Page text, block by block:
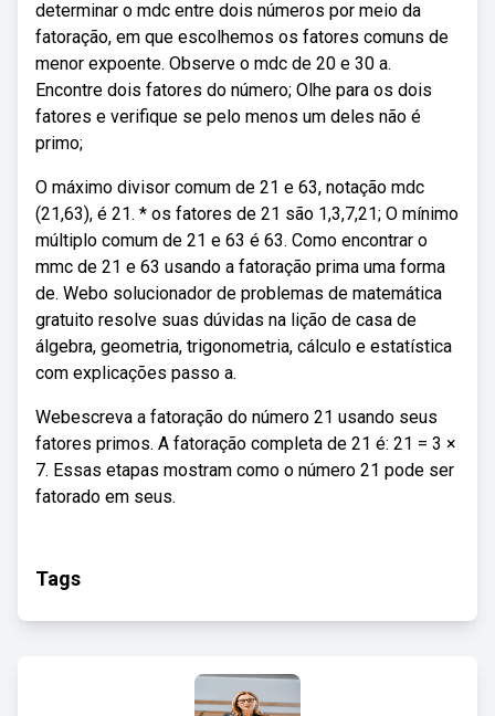
determinar o mdc entre dois números por meio da
fatoração, em que escolhemos os fatores comuns de
menor expoente. Observe o mdc de 20 e 30 a.
Encontre dois fatores do número; Olhe para os dois
fatores e verifique se pelo menos um deles não é
primo;
O máximo divisor comum de 21 e 63, notação mdc
(21,63), é 21. * os fatores de 21 são 1,3,7,21; O mínimo
múltiplo comum de 21 e 63 é 63. Como encontrar o
mmc de 21 e 63 usando a fatoração prima uma forma
de. Webo solucionador de problemas de matemática
gratuito resolve suas dúvidas na lição de casa de
álgebra, geometria, trigonometria, cálculo e estatística
com explicações passo a.
Webescreva a fatoração do número 21 usando seus
fatores primos. A fatoração completa de 21 é: 21 = 3 ×
7. Essas etapas mostram como o número 21 pode ser
fatorado em seus.
Tags